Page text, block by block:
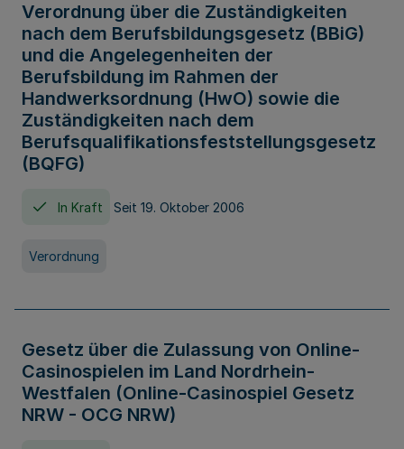
Verordnung über die Zuständigkeiten
nach dem Berufsbildungsgesetz (BBiG)
und die Angelegenheiten der
Berufsbildung im Rahmen der
Handwerksordnung (HwO) sowie die
Zuständigkeiten nach dem
Berufsqualifikationsfeststellungsgesetz
(BQFG)
In Kraft Seit 19. Oktober 2006
Verordnung
Gesetz über die Zulassung von Online-
Casinospielen im Land Nordrhein-
Westfalen (Online-Casinospiel Gesetz
NRW - OCG NRW)